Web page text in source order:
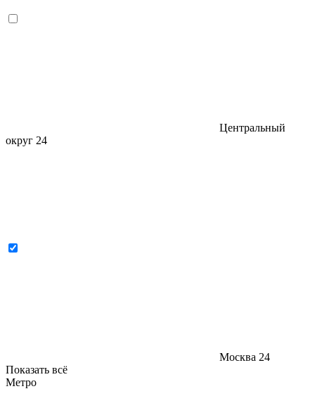
Центральный
округ 24
Москва 24
Показать всё
Метро